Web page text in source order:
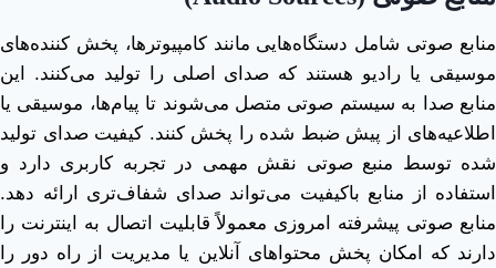
منابع صوتی شامل دستگاه‌هایی مانند کامپیوترها، پخش‌ کننده‌های
موسیقی یا رادیو هستند که صدای اصلی را تولید می‌کنند. این
منابع صدا به سیستم صوتی متصل می‌شوند تا پیام‌ها، موسیقی یا
اطلاعیه‌های از پیش ضبط شده را پخش کنند. کیفیت صدای تولید
شده توسط منبع صوتی نقش مهمی در تجربه کاربری دارد و
استفاده از منابع باکیفیت می‌تواند صدای شفاف‌تری ارائه دهد.
منابع صوتی پیشرفته امروزی معمولاً قابلیت اتصال به اینترنت را
دارند که امکان پخش محتواهای آنلاین یا مدیریت از راه دور را